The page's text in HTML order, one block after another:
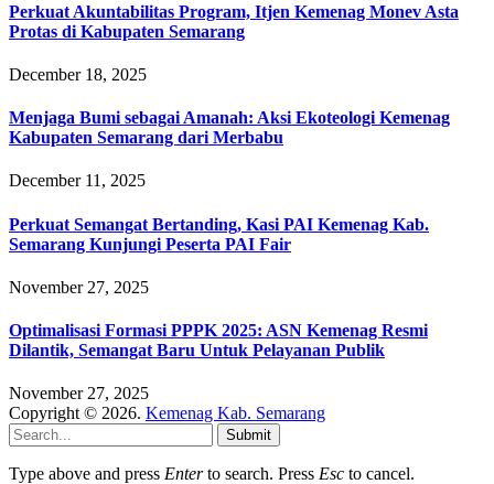
Perkuat Akuntabilitas Program, Itjen Kemenag Monev Asta
Protas di Kabupaten Semarang
December 18, 2025
Menjaga Bumi sebagai Amanah: Aksi Ekoteologi Kemenag
Kabupaten Semarang dari Merbabu
December 11, 2025
Perkuat Semangat Bertanding, Kasi PAI Kemenag Kab.
Semarang Kunjungi Peserta PAI Fair
November 27, 2025
Optimalisasi Formasi PPPK 2025: ASN Kemenag Resmi
Dilantik, Semangat Baru Untuk Pelayanan Publik
November 27, 2025
Copyright © 2026. Kemenag Kab. Semarang
Submit
Type above and press Enterto search. Press Esc to cancel.